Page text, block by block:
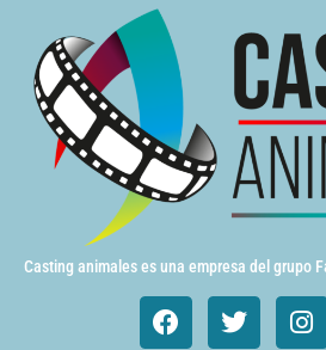
Casting animales es una empresa del grupo